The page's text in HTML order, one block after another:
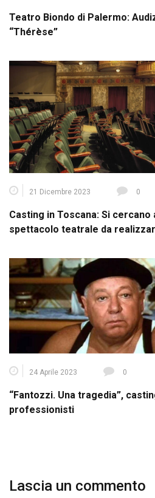
Teatro Biondo di Palermo:
“Thérèse”
21 Dicembre 2023 0
Casting in Toscana: Si
spettacolo teatrale da
24 Aprile 2023 0
“Fantozzi. Una tragedia”,
professionisti
Lascia un commento